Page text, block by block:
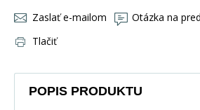
Zaslať e-mailom
Otázka na
Tlačiť
POPIS PRODUKTU